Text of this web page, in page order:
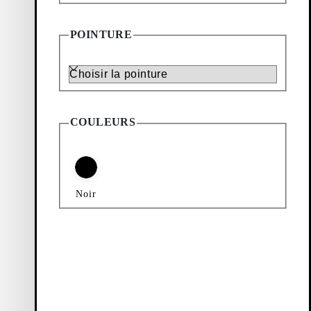
POINTURE
Pointure
COULEURS
Noir